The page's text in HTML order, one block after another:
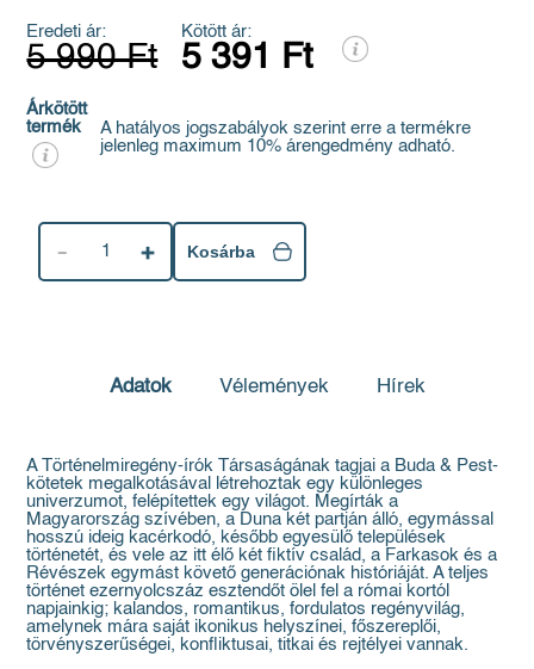
Eredeti ár:
5 990 Ft
Kötött ár:
5 391 Ft
Árkötött
termék
A hatályos jogszabályok szerint erre a termékre
jelenleg maximum 10% árengedmény adható.
1 Kosárba
Adatok Vélemények Hírek
A Történelmiregény-írók Társaságának tagjai a Buda & Pest-
kötetek megalkotásával létrehoztak egy különleges
univerzumot, felépítettek egy világot. Megírták a
Magyarország szívében, a Duna két partján álló, egymással
hosszú ideig kacérkodó, később egyesülő települések
történetét, és vele az itt élő két fiktív család, a Farkasok és a
Révészek egymást követő generációnak históriáját. A teljes
történet ezernyolcszáz esztendőt ölel fel a római kortól
napjainkig; kalandos, romantikus, fordulatos regényvilág,
amelynek mára saját ikonikus helyszínei, főszereplői,
törvényszerűségei, konfliktusai, titkai és rejtélyei vannak.